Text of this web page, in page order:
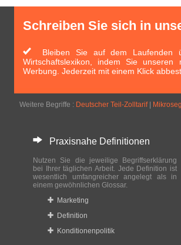
Schreiben Sie sich in
Bleiben Sie auf dem Laufenden
Wirtschaftslexikon, indem Sie unseren
Werbung. Jederzeit mit einem Klick
Weitere Begriffe : Deutscher Teil-Zolltarif|
Praxisnahe Definitionen
Nutzen Sie die jeweilige Begriffserklärung
bei Ihrer täglichen Arbeit. Jede Definition ist
wesentlich umfangreicher angelegt als in
einem gewöhnlichen Glossar.
Marketing
Definition
Konditionenpolitik